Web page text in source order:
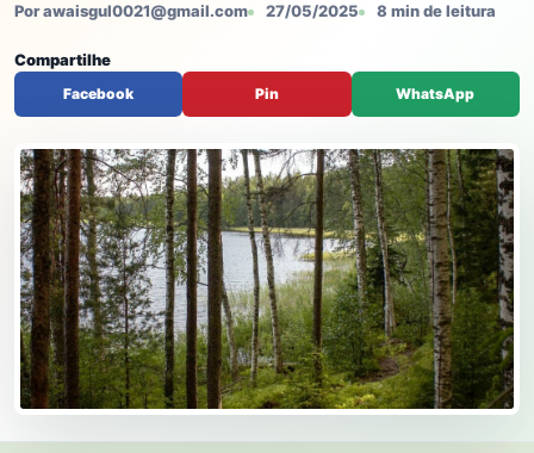
Por awaisgul0021@gmail.com 27/05/2025 8 min de leitura
Compartilhe
Facebook Pin WhatsApp